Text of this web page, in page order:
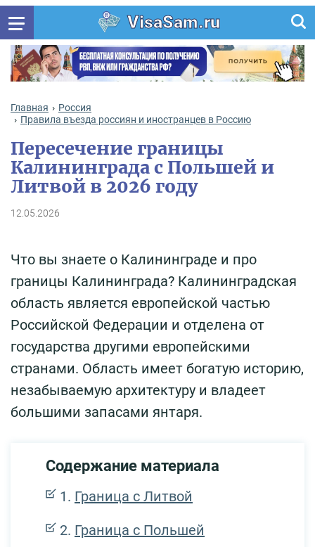
VisaSam.ru
Главная
Россия
Правила въезда россиян и иностранцев в Россию
Пересечение границы
Калининграда с Польшей и
Литвой в 2026 году
12.05.2026
Что вы знаете о Калининграде и про
границы Калининграда? Калининградская
область является европейской частью
Российской Федерации и отделена от
государства другими европейскими
странами. Область имеет богатую историю,
незабываемую архитектуру и владеет
большими запасами янтаря.
Содержание материала
Граница с Литвой
Граница с Польшей